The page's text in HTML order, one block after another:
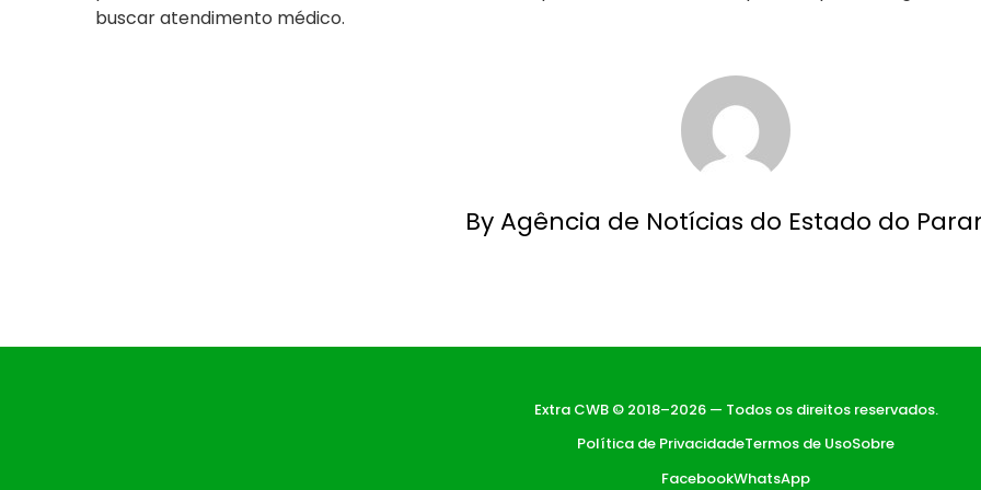
buscar atendimento médico.
By Agência de Notícias do Estado do
Extra CWB © 2018–2026 — Todos os direitos reservados.
Política de PrivacidadeTermos de UsoSobre
FacebookWhatsApp